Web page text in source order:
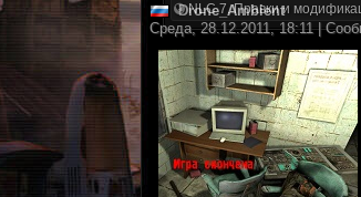
NLC 7. Правки и
Drone_Ambient
Среда, 28.12.2011, 18:11 |